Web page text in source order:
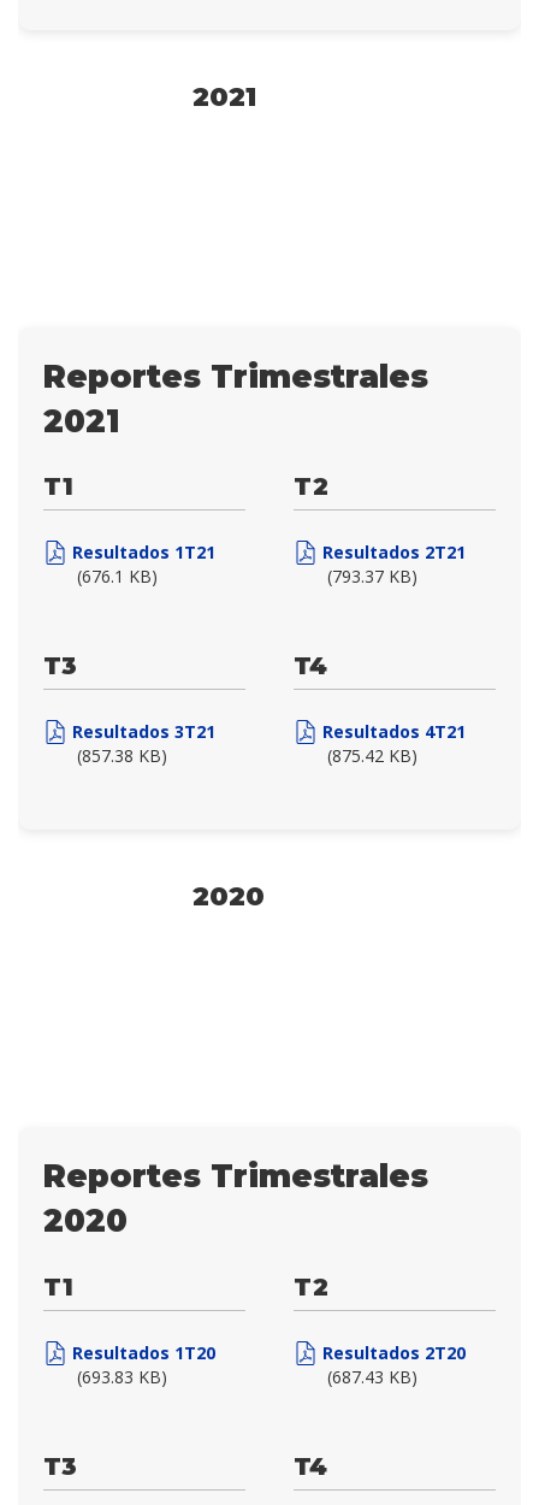
2021
Reportes Trimestrales
2021
T1
Resultados 1T21
(676.1 KB)
T2
Resultados 2T21
(793.37 KB)
T3
Resultados 3T21
(857.38 KB)
T4
Resultados 4T21
(875.42 KB)
2020
Reportes Trimestrales
2020
T1
Resultados 1T20
(693.83 KB)
T2
Resultados 2T20
(687.43 KB)
T3 T4